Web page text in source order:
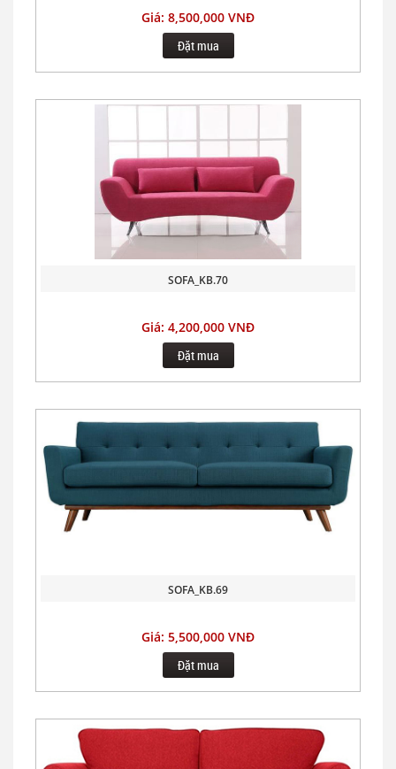
Giá: 8,500,000 VNĐ
Đặt mua
SOFA_KB.70
Giá: 4,200,000 VNĐ
Đặt mua
SOFA_KB.69
Giá: 5,500,000 VNĐ
Đặt mua